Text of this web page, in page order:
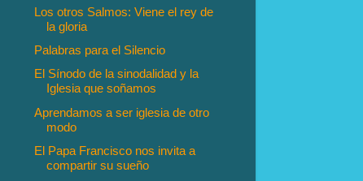
Los otros Salmos: Viene el rey de
la gloria
Palabras para el Silencio
El Sínodo de la sinodalidad y la
Iglesia que soñamos
Aprendamos a ser iglesia de otro
modo
El Papa Francisco nos invita a
compartir su sueño